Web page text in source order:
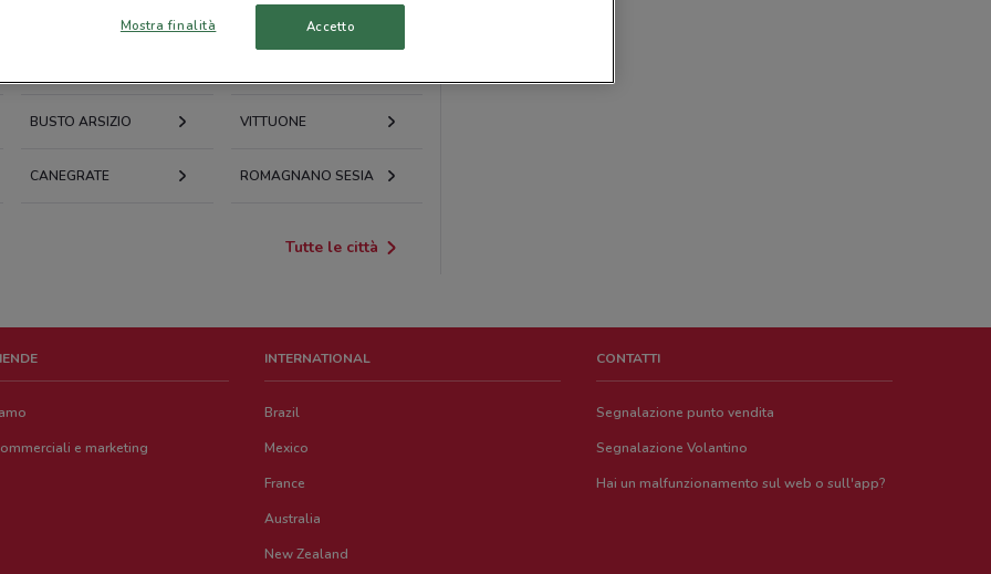
BUSTO ARSIZIO VITTUONE
CANEGRATE ROMAGNANO SESIA
Tutte le città
e marketing
INTERNATIONAL
Brazil
Mexico
France
Australia
New Zealand
CONTATTI
Segnalazione punto vendita
Segnalazione Volantino
Hai un malfunzionamento sul web o sull'app?
Mostra finalità Accetto